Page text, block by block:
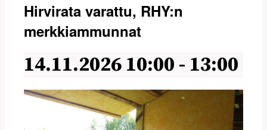
Hirvirata varattu, RHY:n
merkkiammunnat
14.11.2026 10:00 - 13:00